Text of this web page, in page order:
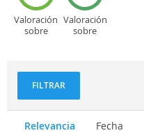
Valoración
sobre
Valoración
sobre
FILTRAR
Relevancia Fecha